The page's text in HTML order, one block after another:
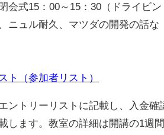
会式15 ：00～ 15 ：30 （ドライビン
ニュル耐久、マツダの開発の話な
ト（参加者リスト）
ントリーリストに記載し、入金確
します。教室の詳細は開講の1週